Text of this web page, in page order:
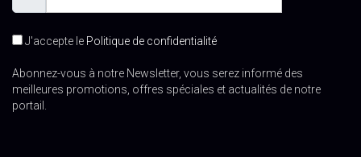
J'accepte le Politique de confidentialité
Abonnez-vous à notre Newsletter, vous serez informé des
meilleures promotions, offres spéciales et actualités de notre
portail.